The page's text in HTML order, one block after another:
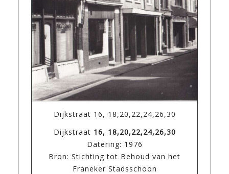
Dijkstraat 16, 18,20,22,24,26,30
Dijkstraat 16, 18,20,22,24,26,30
Datering: 1976
Bron: Stichting tot Behoud van het
Franeker Stadsschoon